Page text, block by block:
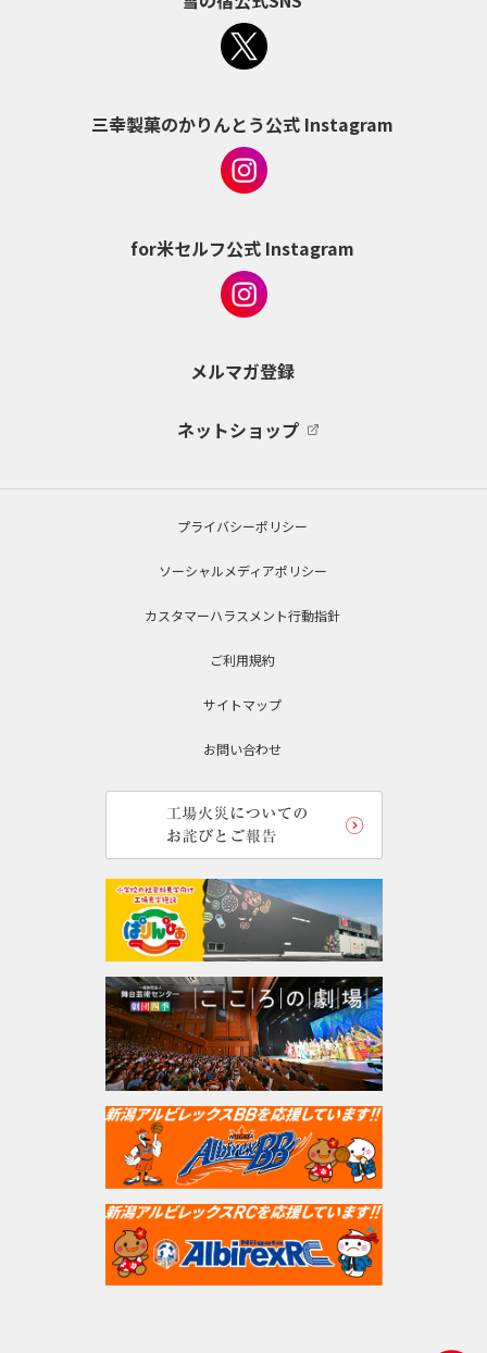
三幸製菓のかりんとう公式 Instagram
for米セルフ公式 Instagram
メルマガ登録
ネットショップ
プライバシーポリシー
ソーシャルメディアポリシー
カスタマーハラスメント行動指針
ご利用規約
サイトマップ
お問い合わせ